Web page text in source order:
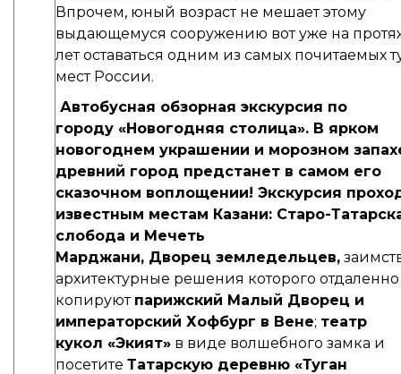
Впрочем, юный возраст не мешает этому
выдающемуся сооружению вот уже на
лет оставаться одним из самых почитаемых
мест России.
Автобусная обзорная экскурсия по
городу «Новогодняя столица». В ярком
новогоднем украшении и морозном
древний город предстанет в самом его
сказочном воплощении! Экскурсия
известным местам Казани: Старо-
слобода и Мечеть
Марджани, Дворец земледельцев,
архитектурные решения которого отдаленно
копируют парижский Малый Дворец и
императорский Хофбург в Вене; театр
кукол «Экият» в виде волшебного замка и
посетите Татарскую деревню «Туган